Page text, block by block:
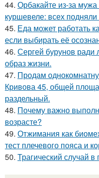
44. Орбакайте из-за
куршевеле: всех
45. Еда может работать
если выбирать её
46. Сергей бурунов
образ жизни.
47. Продам
Кривова 45, общей
раздельный.
48. Почему важно
возрасте?
49. Отжимания как
тест плечевого пояса и
50. Трагический случай в